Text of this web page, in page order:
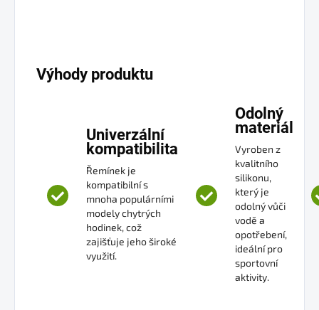
Výhody produktu
Univerzální
kompatibilita
Řemínek je
kompatibilní s
mnoha populárními
modely chytrých
hodinek, což
zajišťuje jeho široké
využití.
Odolný
materiál
Vyroben z
kvalitního
silikonu,
který je
odolný vůči
vodě a
opotřebení,
ideální pro
sportovní
aktivity.